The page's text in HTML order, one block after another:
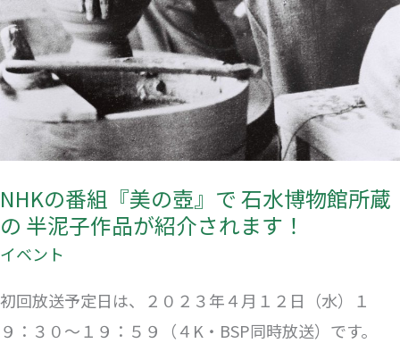
NHKの番組『美の壺』で 石水博物館所蔵
の 半泥子作品が紹介されます！
イベント
初回放送予定日は、２０２３年４月１２日（水）１
９：３０～１９：５９（４K・BSP同時放送）です。
の
半
泥
作
品
が
紹
さ
れ